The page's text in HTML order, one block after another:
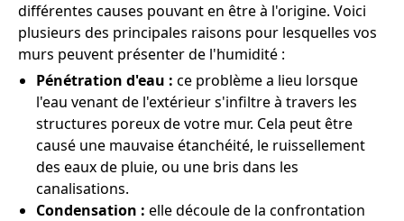
différentes causes pouvant en être à l'origine. Voici
plusieurs des principales raisons pour lesquelles vos
murs peuvent présenter de l'humidité :
Pénétration d'eau : ce problème a lieu lorsque
l'eau venant de l'extérieur s'infiltre à travers les
structures poreux de votre mur. Cela peut être
causé une mauvaise étanchéité, le ruissellement
des eaux de pluie, ou une bris dans les
canalisations.
Condensation : elle découle de la confrontation